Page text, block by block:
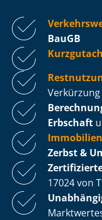
BauGB
Verkürzung
Erbschaft
Zerbst &
17024 von